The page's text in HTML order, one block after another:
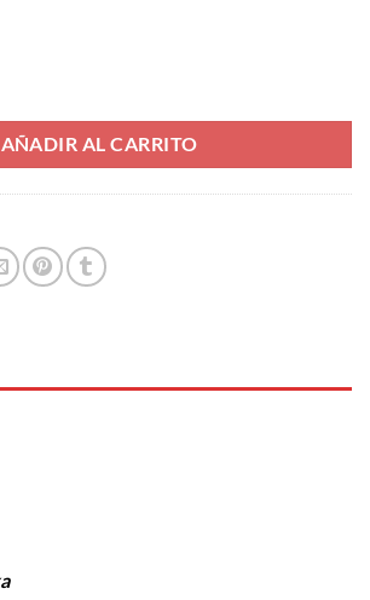
AÑADIR AL CARRITO